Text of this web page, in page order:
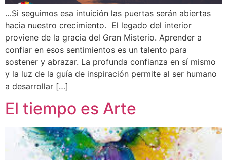
…Si seguimos esa intuición las puertas serán abiertas
hacia nuestro crecimiento. El legado del interior
proviene de la gracia del Gran Misterio. Aprender a
confiar en esos sentimientos es un talento para
sostener y abrazar. La profunda confianza en sí mismo
y la luz de la guía de inspiración permite al ser humano
a desarrollar […]
El tiempo es Arte